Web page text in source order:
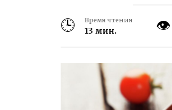
Время чтения
13 мин.